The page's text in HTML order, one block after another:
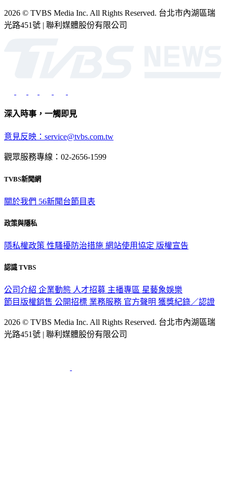
2026 © TVBS Media Inc. All Rights Reserved. 台北市內湖區瑞
光路451號 | 聯利媒體股份有限公司
深入時事，一觸即見
意見反映：service@tvbs.com.tw
觀眾服務專線：02-2656-1599
TVBS新聞網
關於我們 56新聞台節目表
政策與隱私
隱私權政策 性騷擾防治措施 網站使用協定 版權宣告
認識 TVBS
公司介紹 企業動態 人才招募 主播專區 星藝象娛樂
節目版權銷售 公開招標 業務服務 官方聲明 獲獎紀錄／認證
2026 © TVBS Media Inc. All Rights Reserved. 台北市內湖區瑞
光路451號 | 聯利媒體股份有限公司